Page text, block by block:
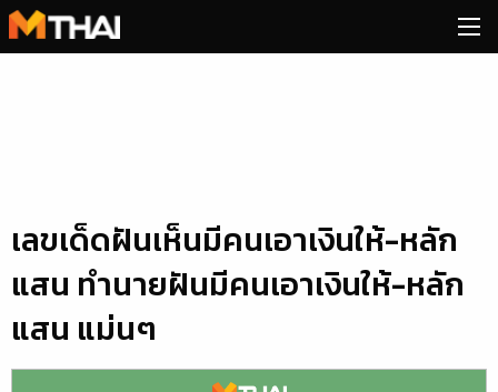
Skip
to
เลขเด็ดฝันเห็นมีคนเอาเงินให้-หลัก
แสน ทำนายฝันมีคนเอาเงินให้-หลัก
แสน แม่นๆ